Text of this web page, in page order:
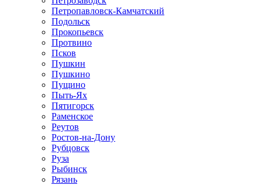
Петропавловск-Камчатский
Подольск
Прокопьевск
Протвино
Псков
Пушкин
Пушкино
Пущино
Пыть-Ях
Пятигорск
Раменское
Реутов
Ростов-на-Дону
Рубцовск
Руза
Рыбинск
Рязань